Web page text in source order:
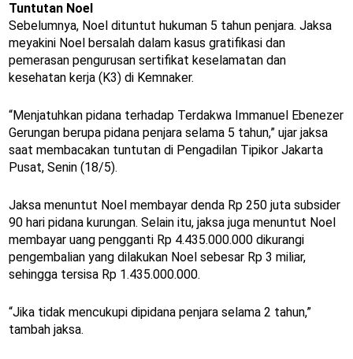
Tuntutan Noel
Sebelumnya, Noel dituntut hukuman 5 tahun penjara. Jaksa
meyakini Noel bersalah dalam kasus gratifikasi dan
pemerasan pengurusan sertifikat keselamatan dan
kesehatan kerja (K3) di Kemnaker.
“Menjatuhkan pidana terhadap Terdakwa Immanuel Ebenezer
Gerungan berupa pidana penjara selama 5 tahun,” ujar jaksa
saat membacakan tuntutan di Pengadilan Tipikor Jakarta
Pusat, Senin (18/5).
Jaksa menuntut Noel membayar denda Rp 250 juta subsider
90 hari pidana kurungan. Selain itu, jaksa juga menuntut Noel
membayar uang pengganti Rp 4.435.000.000 dikurangi
pengembalian yang dilakukan Noel sebesar Rp 3 miliar,
sehingga tersisa Rp 1.435.000.000.
“Jika tidak mencukupi dipidana penjara selama 2 tahun,”
tambah jaksa.